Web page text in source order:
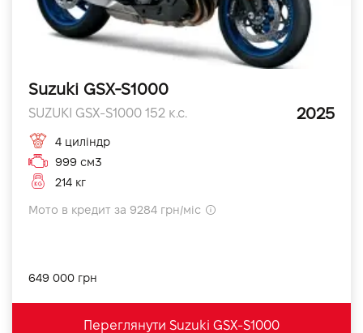
Suzuki GSX-S1000
SUZUKI GSX-S1000 152 к.с. 2025
4 циліндр
999 см3
214 кг
Мото в кредит за 9284 грн/міс
649 000 грн
Переглянути Suzuki GSX-S1000